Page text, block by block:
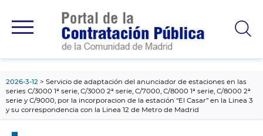
principal
2026-3-12
Servicio de adaptación del anunciador de estaciones en las
series C/3000 1ª serie, C/3000 2ª serie, C/7000, C/8000 1ª serie, C/8000 2ª
serie y C/9000, por la incorporacion de la estación “El Casar” en la Linea 3
y su correspondencia con la Linea 12 de Metro de Madrid